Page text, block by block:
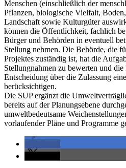
Menschen (einschließlich der
Pflanzen, biologische Vielfalt,
Landschaft sowie Kulturgüter
können die Öffentlichkeit, fachlich
Bürger und Behörden in eventuell
Stellung nehmen. Die Behörde, die
Projektes zuständig ist, hat die
Stellungnahmen zu bewerten und
Entscheidung über die Zulassung
berücksichtigen.
Die SUP ergänzt die
bereits auf der Planungsebene
umweltbedeutsame
vorlaufender Pläne und Programme